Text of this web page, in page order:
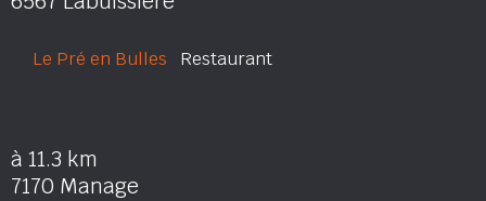
Le Pré en Bulles Restaurant
à 11.3 km
7170 Manage